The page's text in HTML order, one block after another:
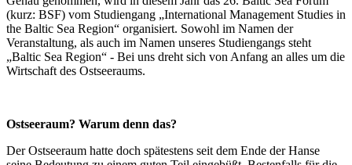
(kurz: BSF) vom Studiengang „International Management Studies in
the Baltic Sea Region“ organisiert. Sowohl im Namen der
Veranstaltung, als auch im Namen unseres Studiengangs steht
„Baltic Sea Region“ - Bei uns dreht sich von Anfang an alles um die
Wirtschaft des Ostseeraums.
Ostseeraum? Warum denn das?
Der Ostseeraum hatte doch spätestens seit dem Ende der Hanse